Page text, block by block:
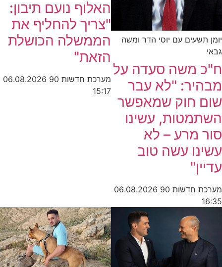
יומן תשעים עם יוסי הדר ומשה
גבאי
ח"כ משה סעדה על
מבהיר: "לא עבר
שום חוק שמאפשר
השתמטות, עשינו
סור מרע – לא
עשינו עשה טוב
עדיין"
מערכת חדשות 90
06.08.2026
16:35
האלוף נועם תיבון:
"צריך להחליף את
הממשלה הכושלת
הזאת"
מערכת חדשות 90
06.08.2026
15:17